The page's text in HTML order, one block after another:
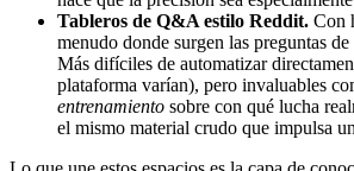
Tableros de Q&A estilo Reddit. Con
menudo donde surgen las preguntas
Más difíciles de automatizar
plataforma varían), pero invaluables
entrenamiento sobre con qué lucha
el mismo material crudo que impulsa